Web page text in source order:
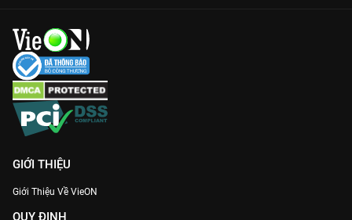
GIỚI THIỆU
Giới Thiệu Về VieON